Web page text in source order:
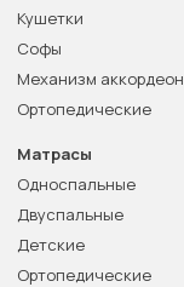
Кушетки
Софы
Механизм аккордеон
Ортопедические
Матрасы
Односпальные
Двуспальные
Детские
Ортопедические